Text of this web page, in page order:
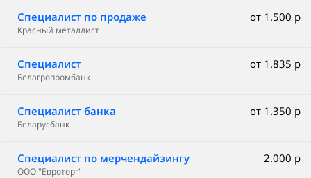
Специалист по продаже
Красный металлист
от 1.500 р
Специалист
Белагропромбанк
от 1.835 р
Специалист банка
Беларусбанк
от 1.350 р
Специалист по мерчендайзингу
ООО "Евроторг"
2.000 р